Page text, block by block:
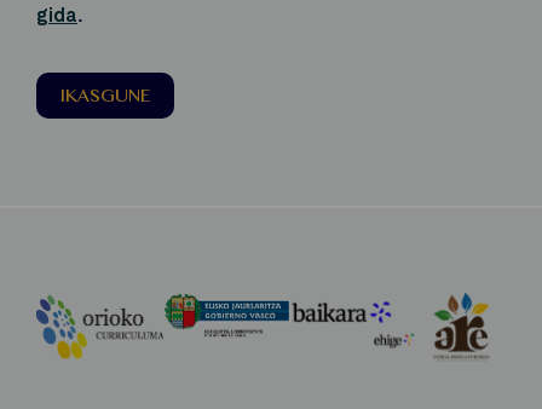
gida.
IKASGUNE